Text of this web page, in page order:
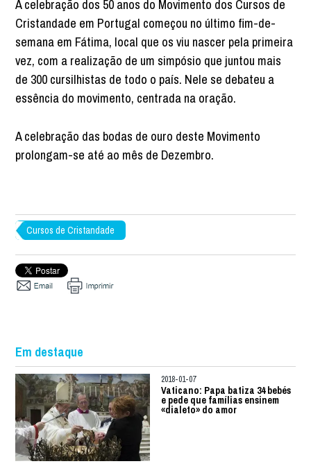
A celebração dos 50 anos do Movimento dos Cursos de
Cristandade em Portugal começou no último fim-de-
semana em Fátima, local que os viu nascer pela primeira
vez, com a realização de um simpósio que juntou mais
de 300 cursilhistas de todo o país. Nele se debateu a
essência do movimento, centrada na oração.
A celebração das bodas de ouro deste Movimento
prolongam-se até ao mês de Dezembro.
Cursos de Cristandade
Em destaque
2018-01-07
Vaticano: Papa batiza 34 bebés
e pede que famílias ensinem
«dialeto» do amor